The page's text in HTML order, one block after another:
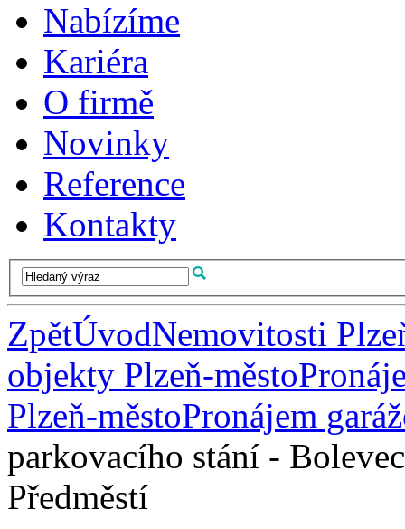
Nabízíme
Kariéra
O firmě
Novinky
Reference
Kontakty
ZpětÚvodNemovitosti
objekty Plzeň-město
Plzeň-městoPronájem
parkovacího stání -
Předměstí